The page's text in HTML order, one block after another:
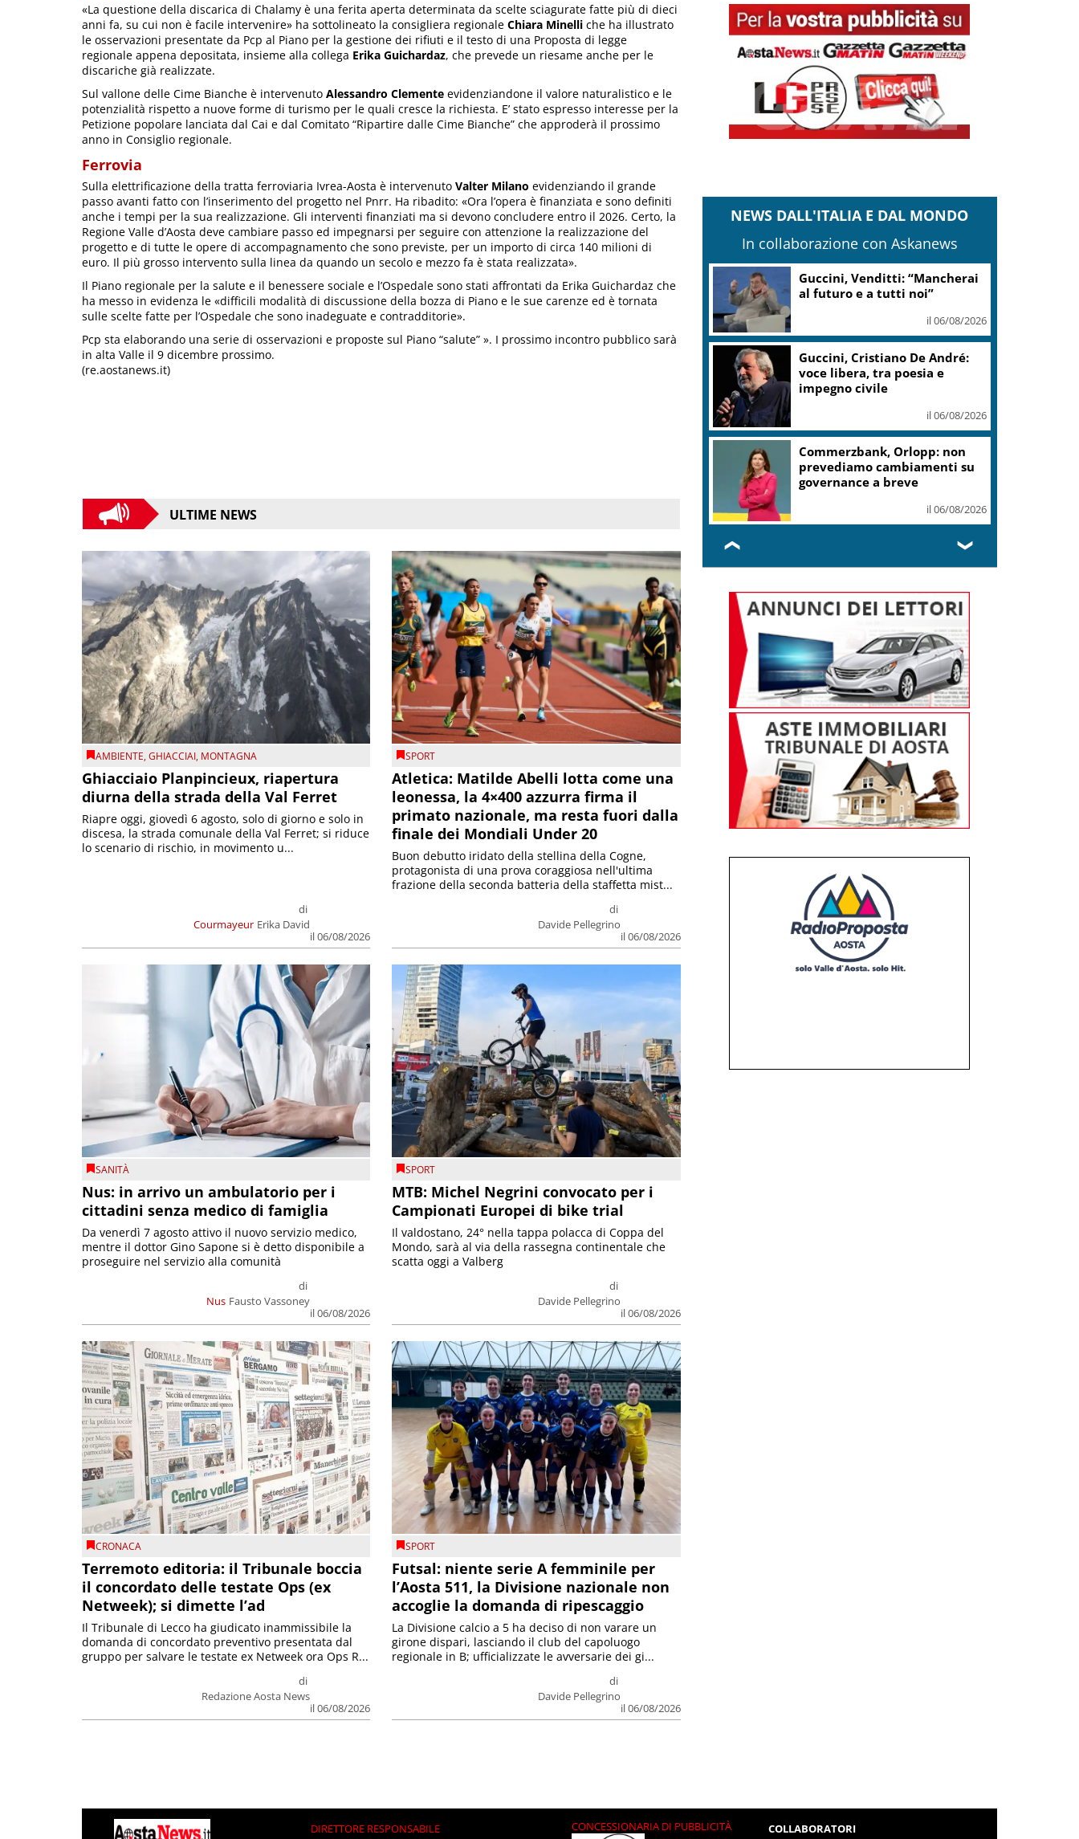
«La questione della discarica di Chalamy è una ferita aperta determinata da scelte sciagurate fatte più di dieci
anni fa, su cui non è facile intervenire» ha sottolineato la consigliera regionale Chiara Minelli che ha illustrato
le osservazioni presentate da Pcp al Piano per la gestione dei rifiuti e il testo di una Proposta di legge
regionale appena depositata, insieme alla collega Erika Guichardaz, che prevede un riesame anche per le
discariche già realizzate.
Sul vallone delle Cime Bianche è intervenuto Alessandro Clemente evidenziandone il valore naturalistico e le
potenzialità rispetto a nuove forme di turismo per le quali cresce la richiesta. E’ stato espresso interesse per la
Petizione popolare lanciata dal Cai e dal Comitato “Ripartire dalle Cime Bianche” che approderà il prossimo
anno in Consiglio regionale.
Ferrovia
Sulla elettrificazione della tratta ferroviaria Ivrea-Aosta è intervenuto Valter Milano evidenziando il grande
passo avanti fatto con l’inserimento del progetto nel Pnrr. Ha ribadito: «Ora l’opera è finanziata e sono definiti
anche i tempi per la sua realizzazione. Gli interventi finanziati ma si devono concludere entro il 2026. Certo, la
Regione Valle d’Aosta deve cambiare passo ed impegnarsi per seguire con attenzione la realizzazione del
progetto e di tutte le opere di accompagnamento che sono previste, per un importo di circa 140 milioni di
euro. Il più grosso intervento sulla linea da quando un secolo e mezzo fa è stata realizzata».
Il Piano regionale per la salute e il benessere sociale e l’Ospedale sono stati affrontati da Erika Guichardaz che
ha messo in evidenza le «difficili modalità di discussione della bozza di Piano e le sue carenze ed è tornata
sulle scelte fatte per l’Ospedale che sono inadeguate e contradditorie».
Pcp sta elaborando una serie di osservazioni e proposte sul Piano “salute” ». I prossimo incontro pubblico sarà
in alta Valle il 9 dicembre prossimo.
(re.aostanews.it)
ULTIME NEWS
AMBIENTE,GHIACCIAI, MONTAGNA
Ghiacciaio Planpincieux, riapertura
diurna della strada della Val Ferret
Courmayeur
di
Erika David
il 06/08/2026
Riapre oggi, giovedì 6 agosto, solo di giorno e solo in
discesa, la strada comunale della Val Ferret; si riduce
lo scenario di rischio, in movimento u...
SPORT
Atletica: Matilde Abelli lotta come una
leonessa, la 4×400 azzurra firma il
primato nazionale, ma resta fuori dalla
finale dei Mondiali Under 20
di
Davide Pellegrino
il 06/08/2026
Buon debutto iridato della stellina della Cogne,
protagonista di una prova coraggiosa nell'ultima
frazione della seconda batteria della staffetta mist...
SANITÀ
Nus: in arrivo un ambulatorio per i
cittadini senza medico di famiglia
Nus
di
Fausto Vassoney
il 06/08/2026
Da venerdì 7 agosto attivo il nuovo servizio medico,
mentre il dottor Gino Sapone si è detto disponibile a
proseguire nel servizio alla comunità
SPORT
MTB: Michel Negrini convocato per i
Campionati Europei di bike trial
di
Davide Pellegrino
il 06/08/2026
Il valdostano, 24° nella tappa polacca di Coppa del
Mondo, sarà al via della rassegna continentale che
scatta oggi a Valberg
CRONACA
Terremoto editoria: il Tribunale boccia
il concordato delle testate Ops (ex
Netweek); si dimette l’ad
di
Redazione Aosta News
il 06/08/2026
Il Tribunale di Lecco ha giudicato inammissibile la
domanda di concordato preventivo presentata dal
gruppo per salvare le testate ex Netweek ora Ops R...
SPORT
Futsal: niente serie A femminile per
l’Aosta 511, la Divisione nazionale non
accoglie la domanda di ripescaggio
di
Davide Pellegrino
il 06/08/2026
La Divisione calcio a 5 ha deciso di non varare un
girone dispari, lasciando il club del capoluogo
regionale in B; ufficializzate le avversarie dei gi...
NEWS DALL'ITALIA E DAL MONDO
In collaborazione con Askanews
Guccini, Venditti: “Mancherai
al futuro e a tutti noi”
il 06/08/2026
Guccini, Cristiano De André:
voce libera, tra poesia e
impegno civile
il 06/08/2026
Commerzbank, Orlopp: non
prevediamo cambiamenti su
governance a breve
il 06/08/2026
❮ ❯
DIRETTORE RESPONSABILE
CONCESSIONARIA DI PUBBLICITÀ
COLLABORATORI